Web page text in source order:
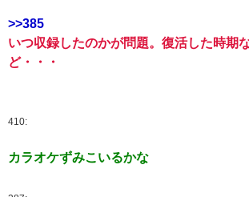
>>385
いつ収録したのかが問題。復活した時期
ど・・・
410:
カラオケずみこいるかな